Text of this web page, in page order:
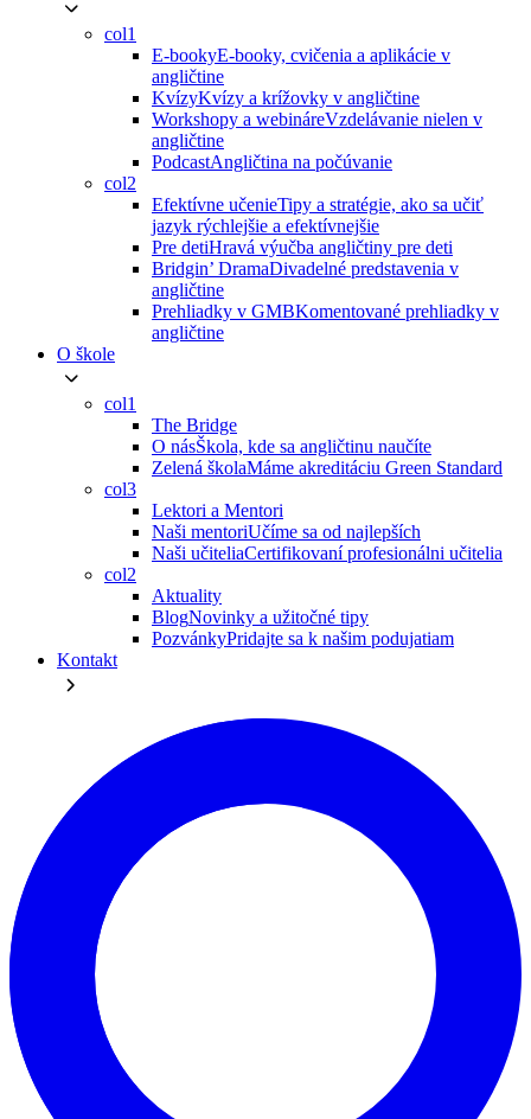
col1
E-bookyE-booky, cvičenia a aplikácie v
angličtine
KvízyKvízy a krížovky v angličtine
Workshopy a webináreVzdelávanie nielen v
angličtine
PodcastAngličtina na počúvanie
col2
Efektívne učenieTipy a stratégie, ako sa učiť
jazyk rýchlejšie a efektívnejšie
Pre detiHravá výučba angličtiny pre deti
Bridgin’ DramaDivadelné predstavenia v
angličtine
Prehliadky v GMBKomentované prehliadky v
angličtine
O škole
col1
The Bridge
O násŠkola, kde sa angličtinu naučíte
Zelená školaMáme akreditáciu Green Standard
col3
Lektori a Mentori
Naši mentoriUčíme sa od najlepších
Naši učiteliaCertifikovaní profesionálni učitelia
col2
Aktuality
BlogNovinky a užitočné tipy
PozvánkyPridajte sa k našim podujatiam
Kontakt